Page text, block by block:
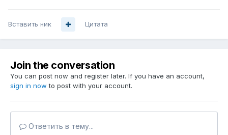
Вставить ник Цитата
Join the conversation
You can post now and register later. If you have an account,
sign in now to post with your account.
Ответить в тему...